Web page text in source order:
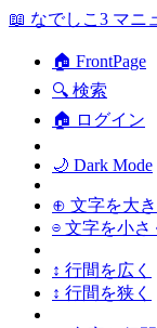
📖 なでしこ3 マニ
🏠 FrontPage
🔍 検索
🏠 ログイン
🌙 Dark Mode
⊕ 文字を大き
⊖ 文字を小さ
↕ 行間を広く
↕ 行間を狭く